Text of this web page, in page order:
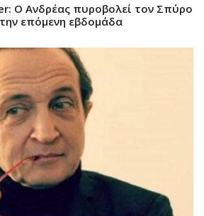
Ο Ανδρέας πυροβολεί τον Σπύρο
επόμενη εβδομάδα